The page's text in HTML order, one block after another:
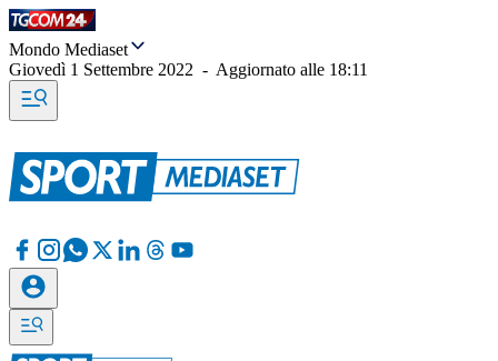
Mondo Mediaset
Giovedì 1 Settembre 2022 - Aggiornato alle 18:11